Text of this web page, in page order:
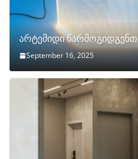
არტემიდი წარმოგიდგენთ
September 16, 2025